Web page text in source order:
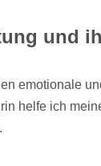
und
emotionale
helfe ich